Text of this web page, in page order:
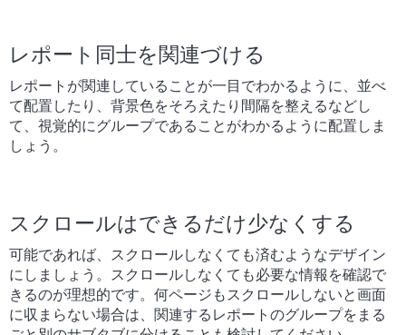
レポート同士を関連づける
レポートが関連していることが一目でわかるように、並べ
て配置したり、背景色をそろえたり間隔を整えるなどし
て、視覚的にグループであることがわかるように配置しま
しょう。
スクロールはできるだけ少なくする
可能であれば、スクロールしなくても済むようなデザイン
にしましょう。スクロールしなくても必要な情報を確認で
きるのが理想的です。何ページもスクロールしないと画面
に収まらない場合は、関連するレポートのグループをまる